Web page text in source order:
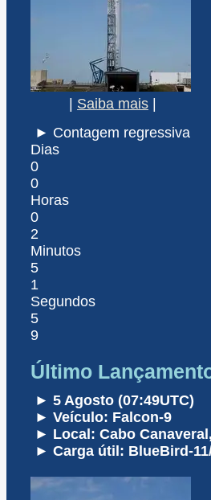
Saiba mais
► Contagem regressiva
Dias
0
0
Horas
0
2
Minutos
5
1
Segundos
5
9
Último
► 5 Agosto (07:49UTC)
► Veículo: Falcon-9
► Local: Cabo
► Carga útil: BlueBird-